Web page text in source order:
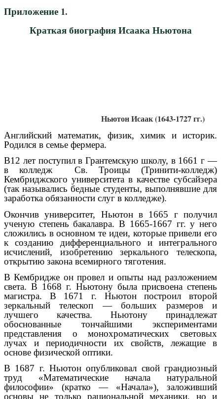
Приложение 1.
Краткая биография Исаака Ньютона
Ньютон Исаак (1643-1727 гг.)
Английский математик, физик, химик и историк.
Родился в семье фермера.
В12 лет поступил в Грантемскую школу, в 1661 г —
в колледж Св. Троицы (Тринити-колледж)
Кембриджского университета в качестве субсайзера
(так назывались бедные студенты, выполнявшие для
заработка обязанности слуг в колледже).
Окончив университет, Ньютон в 1665 г получил
ученую степень бакалавра. В 1665-1667 гг. у него
сложились в основном те идеи, которые привели его
к созданию дифференциального и интегрального
исчислений, изобретению зеркального телескопа,
открытию закона всемирного тяготения.
В Кембридже он провел и опыты над разложением
света. В 1668 г. Ньютону была присвоена степень
магистра. В 1671 г. Ньютон построил второй
зеркальный телескоп — больших размеров и
лучшего качества. Ньютону принадлежат
обоснованные тончайшими экспериментами
представления о монохроматических световых
лучах и периодичности их свойств, лежащие в
основе физической оптики.
В 1687 г. Ньютон опубликовал свой грандиозный
труд «Математические начала натуральной
философии» (кратко — «Начала»), заложивший
основы не только рациональной механики, но и